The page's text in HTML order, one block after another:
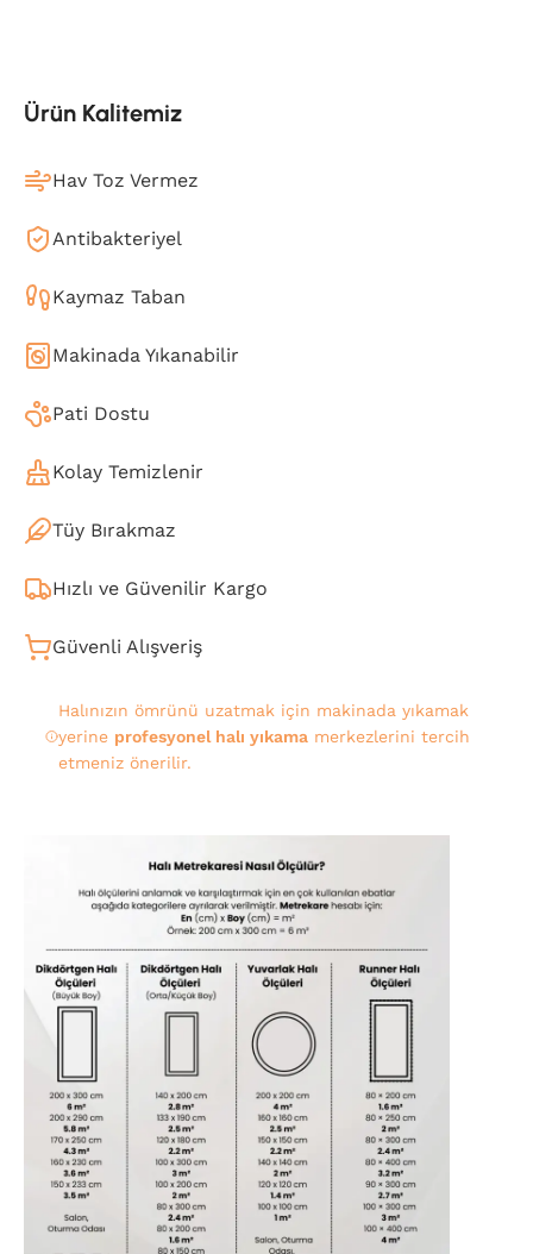
Ürün Kalitemiz
Hav Toz Vermez
Antibakteriyel
Kaymaz Taban
Makinada Yıkanabilir
Pati Dostu
Kolay Temizlenir
Tüy Bırakmaz
Hızlı ve Güvenilir Kargo
Güvenli Alışveriş
Halınızın ömrünü uzatmak için makinada yıkamak
yerine profesyonel halı yıkamamerkezlerini tercih
etmeniz önerilir.